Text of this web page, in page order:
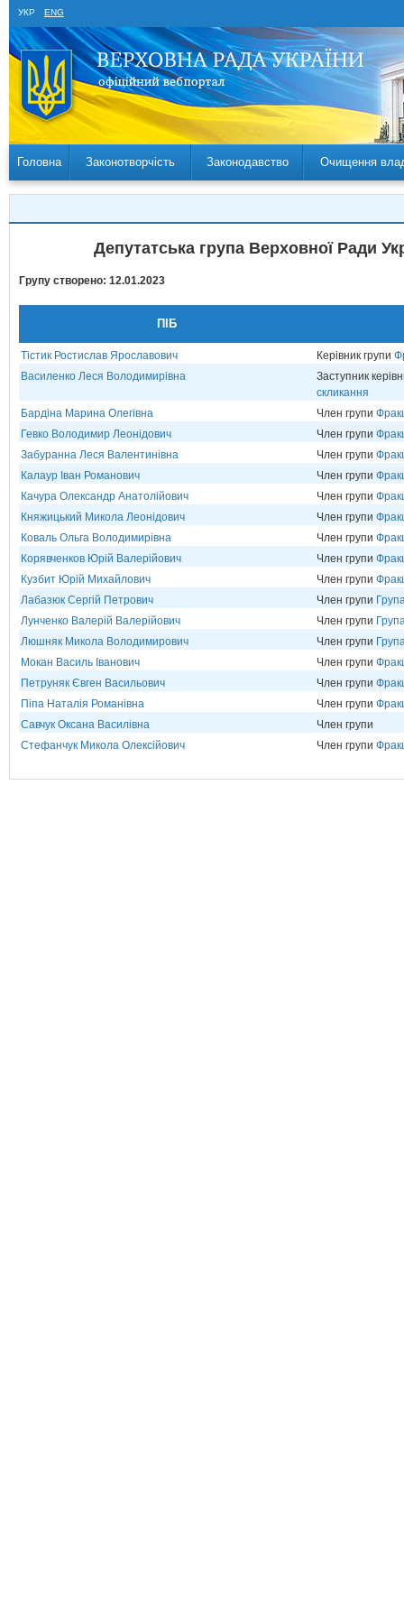
УКР ENG
Головна Законотворчість Законодавство Очищення
Депутатська група Верховної Ради
Групу створено: 12.01.2023
ПІБ
Тістик Ростислав Ярославович Керівник групи
Василенко Леся Володимирівна
Заступник
скликання
Бардіна Марина Олегівна
Член групи
Гевко Володимир Леонідович
Член групи
Забуранна Леся Валентинівна
Член групи
Калаур Іван Романович
Член групи
Качура Олександр Анатолійович
Член групи
Княжицький Микола Леонідович
Член групи
Коваль Ольга Володимирівна
Член групи
Корявченков Юрій Валерійович
Член групи
Кузбит Юрій Михайлович
Член групи
Лабазюк Сергій Петрович
Член групи
Лунченко Валерій Валерійович
Член групи
Люшняк Микола Володимирович
Член групи
Мокан Василь Іванович
Член групи
Петруняк Євген Васильович
Член групи
Піпа Наталія Романівна
Член групи
Савчук Оксана Василівна
Член групи
Стефанчук Микола Олексійович
Член групи